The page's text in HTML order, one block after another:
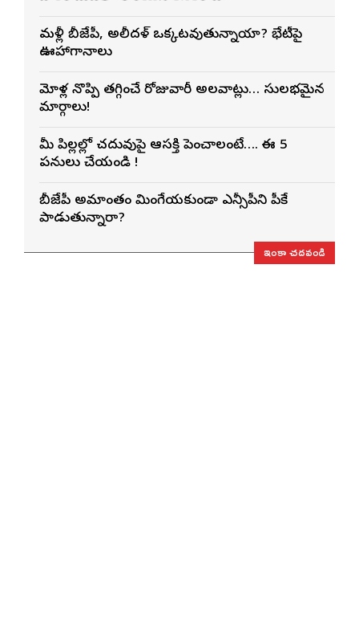
మళ్లీ బీజేపీ, అకాలీదళ్ ఒక్కటవుతున్నాయా? భేటీపై
ఊహాగానాలు
మోకాళ్ల నొప్పి తగ్గించే రోజువారీ అలవాట్లు… సులభమైన
మార్గాలు!
మీ పిల్లల్లో చదువుపై ఆసక్తి పెంచాలంటే…. ఈ 5
పనులు చేయండి !
బీజేపీ అమాంతం మింగేయకుండా ఎన్సీపీని పీకే
కాపాడుతున్నారా?
ఇంకా చదవండి